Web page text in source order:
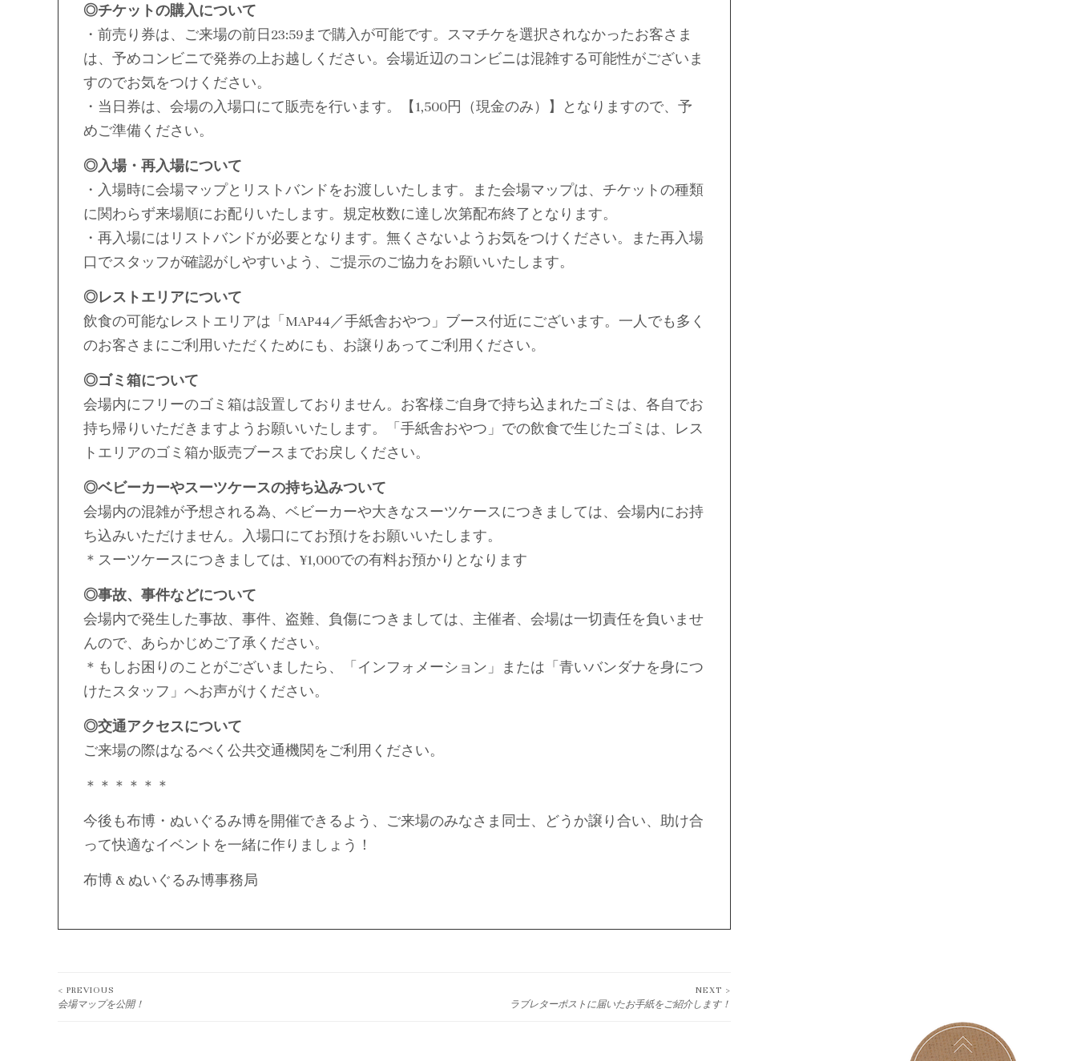
◎チケットの購入について
・前売り券は、ご来場の前日23:59まで購入が可能です。スマチケを選択されなかったお客さま
は、予めコンビニで発券の上お越しください。会場近辺のコンビニは混雑する可能性がございま
すのでお気をつけください。
・当日券は、会場の入場口にて販売を行います。【1,500円（現金のみ）】となりますので、予
めご準備ください。
◎入場・再入場について
・入場時に会場マップとリストバンドをお渡しいたします。また会場マップは、チケットの種類
に関わらず来場順にお配りいたします。規定枚数に達し次第配布終了となります。
・再入場にはリストバンドが必要となります。無くさないようお気をつけください。また再入場
口でスタッフが確認がしやすいよう、ご提示のご協力をお願いいたします。
◎レストエリアについて
飲食の可能なレストエリアは「MAP44／手紙舎おやつ」ブース付近にございます。一人でも多く
のお客さまにご利用いただくためにも、お譲りあってご利用ください。
◎ゴミ箱について
会場内にフリーのゴミ箱は設置しておりません。お客様ご自身で持ち込まれたゴミは、各自でお
持ち帰りいただきますようお願いいたします。「手紙舎おやつ」での飲食で生じたゴミは、レス
トエリアのゴミ箱か販売ブースまでお戻しください。
◎ベビーカーやスーツケースの持ち込みついて
会場内の混雑が予想される為、ベビーカーや大きなスーツケースにつきましては、会場内にお持
ち込みいただけません。入場口にてお預けをお願いいたします。
＊スーツケースにつきましては、¥1,000での有料お預かりとなります
◎事故、事件などについて
会場内で発生した事故、事件、盗難、負傷につきましては、主催者、会場は一切責任を負いませ
んので、あらかじめご了承ください。
＊もしお困りのことがございましたら、「インフォメーション」または「青いバンダナを身につ
けたスタッフ」へお声がけください。
◎交通アクセスについて
ご来場の際はなるべく公共交通機関をご利用ください。
＊＊＊＊＊＊
今後も布博・ぬいぐるみ博を開催できるよう、ご来場のみなさま同士、どうか譲り合い、助け合
って快適なイベントを一緒に作りましょう！
布博 & ぬいぐるみ博事務局
Post
< PREVIOUS
会場マップを公開！
NEXT >
ラブレターポストに届いたお手紙をご紹介します！